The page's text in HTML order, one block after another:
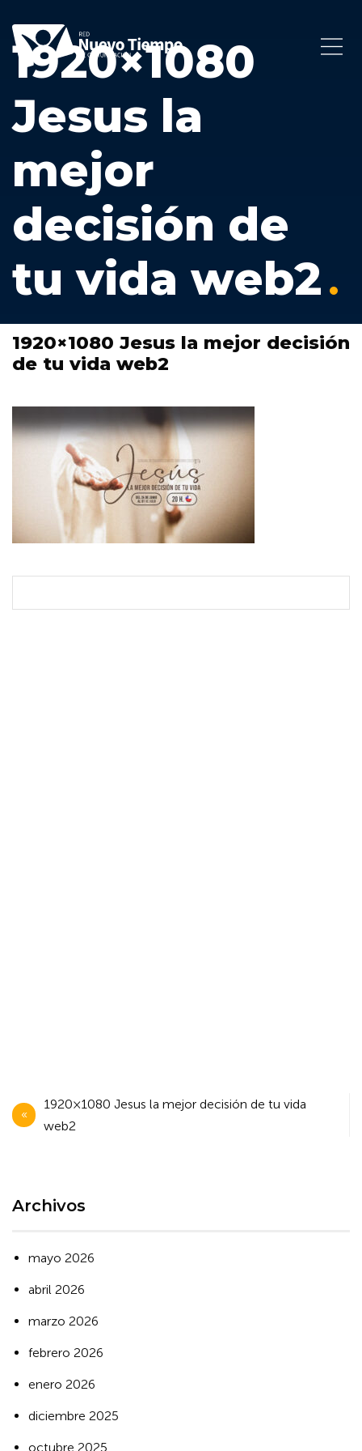
1920×1080
Jesus la
mejor
decisión de
tu vida web2
1920×1080 Jesus la mejor decisión
de tu vida web2
Navegación
de
1920×1080 Jesus la mejor decisión de tu vida
web2
Archivos
mayo 2026
abril 2026
marzo 2026
febrero 2026
enero 2026
diciembre 2025
octubre 2025